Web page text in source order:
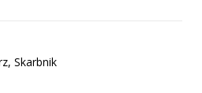
Skarbnik